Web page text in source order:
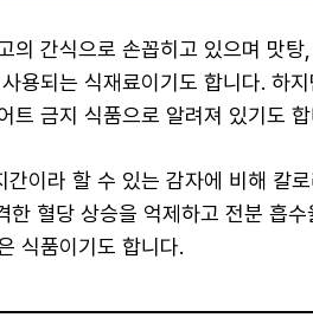
의 간식으로 손꼽히고 있으며 맛탕
용되는 식재료이기도 합니다. 하
트 금지 식품으로 알려져 있기도
이라 할 수 있는 감자에 비해 칼
혈당 상승을 억제하고 전분 흡
식품이기도 합니다.